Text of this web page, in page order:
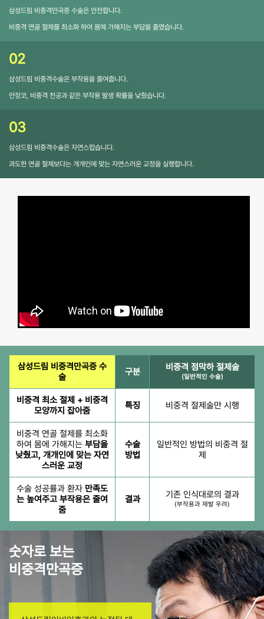
삼성드림 비중격만곡증 수술은 안전합니다.
비중격 연골 절제를 최소화 하여 몸에 가해지는 부담을 줄였습니다.
02
삼성드림 비중격수술은 부작용을 줄여줍니다.
안장코, 비중격 천공과 같은 부작용 발생 확률을 낮췄습니다.
03
삼성드림 비중격수술은 자연스럽습니다.
과도한 연골 절제보다는 개개인에 맞는 자연스러운 교정을 실행합니다.
삼성드림 비중격만곡증 수
술
구분 비중격 점막하 절제술
(일반적인 수술)
비중격 최소 절제 + 비중격
모양까지 잡아줌
특징 비중격 절제술만 시행
비중격 연골 절제를 최소화
하여 몸에 가해지는 부담을
낮췄고, 개개인에 맞는 자연
스러운 교정
수술
방법
일반적인 방법의 비중격 절
제
수술 성공률과 환자 만족도
는 높여주고 부작용은 줄여
줌
결과 기존 인식대로의 결과
(부작용과 재발 우려)
숫자로 보는
비중격만곡증